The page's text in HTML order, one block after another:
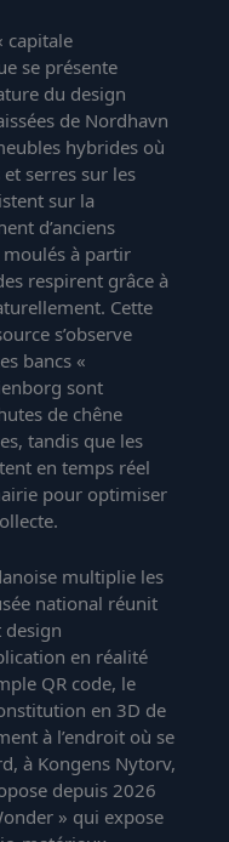
capitale
se présente
du design
de Nordhavn
hybrides où
serres sur les
sur la
d’anciens
à partir
respirent grâce à
Cette
s’observe
bancs «
sont
de chêne
tandis que les
en temps réel
pour optimiser
multiplie les
national réunit
en réalité
QR code, le
en 3D de
à l’endroit où se
à Kongens Nytorv,
depuis 2026
» qui expose